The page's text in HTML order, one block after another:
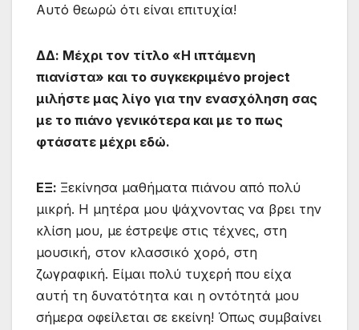
Αυτό θεωρώ ότι είναι επιτυχία!
ΔΔ: Μέχρι τον τίτλο «Η ιπτάμενη
πιανίστα» και το συγκεκριμένο project
μιλήστε μας λίγο για την ενασχόληση σας
με το πιάνο γενικότερα και με το πως
φτάσατε μέχρι εδώ.
ΕΞ: Ξεκίνησα μαθήματα πιάνου από πολύ
μικρή. Η μητέρα μου ψάχνοντας να βρει την
κλίση μου, με έστρεψε στις τέχνες, στη
μουσική, στον κλασσικό χορό, στη
ζωγραφική. Είμαι πολύ τυχερή που είχα
αυτή τη δυνατότητα και η οντότητά μου
σήμερα οφείλεται σε εκείνη! Όπως συμβαίνει